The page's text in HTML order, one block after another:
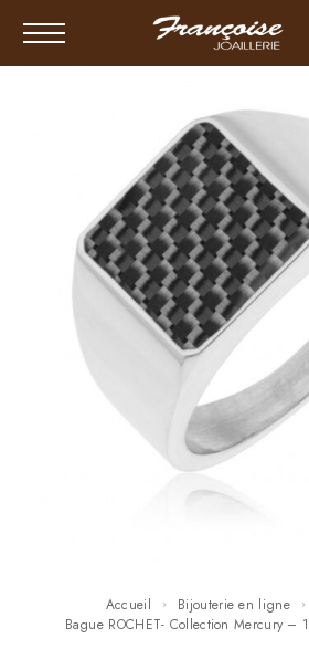
Accueil Bijouterie en ligne
Bague ROCHET- Collection Mercury –